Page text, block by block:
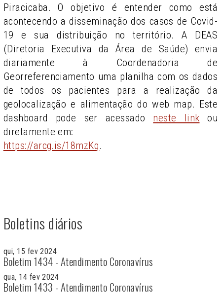
Piracicaba. O objetivo é entender como está
acontecendo a disseminação dos casos de Covid-
19 e sua distribuição no território. A DEAS
(Diretoria Executiva da Área de Saúde) envia
diariamente à Coordenadoria de
Georreferenciamento uma planilha com os dados
de todos os pacientes para a realização da
geolocalização e alimentação do web map. Este
dashboard pode ser acessado neste link ou
diretamente em:
https://arcg.is/18mzKq.
Boletins diários
qui, 15 fev 2024
Boletim 1434 - Atendimento Coronavírus
qua, 14 fev 2024
Boletim 1433 - Atendimento Coronavírus